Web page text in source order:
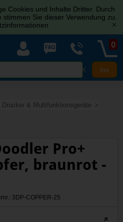
Cookies und Inhalte Dritter. Durch
Sie dieser Verwendung zu.
[x]
X
0
Drucker & Multifunktionsgeräte
Pro+
braunrot -
3DP-COPPER-25